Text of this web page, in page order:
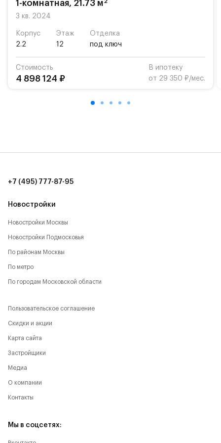
1-комнатная, 21.73 м
3 кв. 2024
Корпус
2.2
Этаж
12
Отделка
под ключ
Стоимость
4 898 124 ₽
В ипотеку
от 29 350 ₽/мес.
Новостройки
Новостройки Москвы
Новостройки Подмосковья
По районам Москвы
По метро
По городам Московской области
+7 (495) 777-87-95
Пользовательское соглашение
Скидки и акции
Карта сайта
Застройщики
Медиа
О компании
Контакты
Мы в соцсетях: